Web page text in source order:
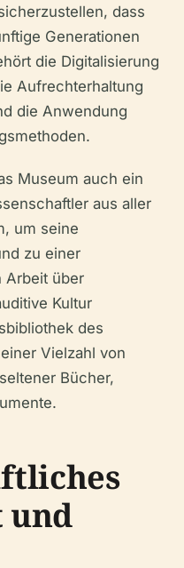
dass
Generationen
die Digitalisierung
Aufrechterhaltung
die Anwendung
Museum auch ein
aus aller
um seine
zu einer
Arbeit über
Kultur
des
Vielzahl von
Bücher,
und